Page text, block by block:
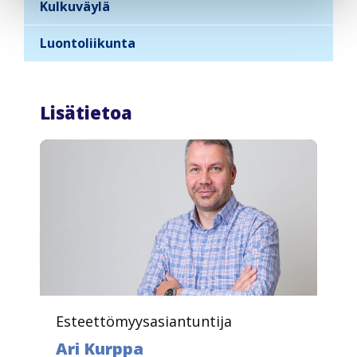
a
Kulkuväylä
Luontoliikunta
Lisätietoa
Esteettömyysasiantuntija
Ari Kurppa